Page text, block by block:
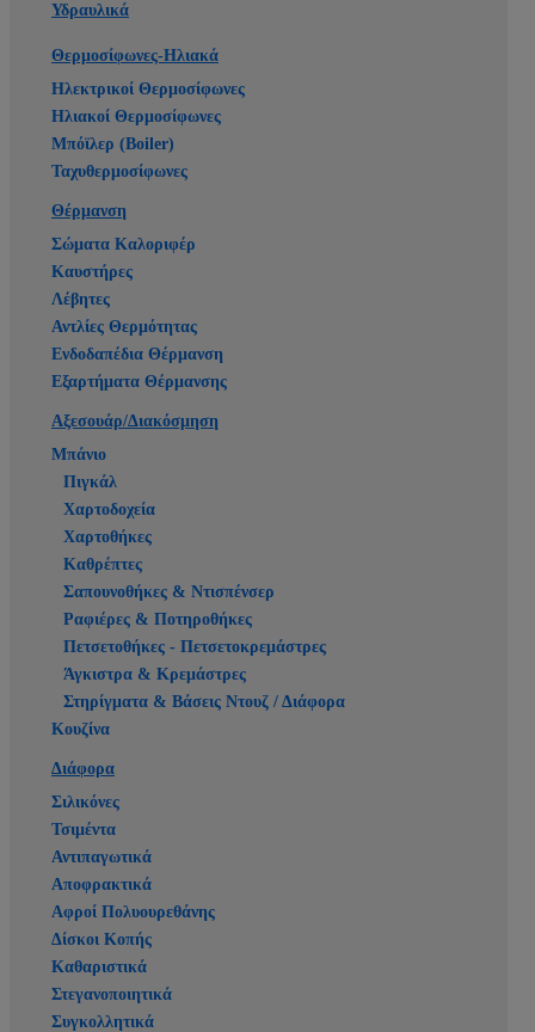
Υδραυλικά
Θερμοσίφωνες-Ηλιακά
Ηλεκτρικοί Θερμοσίφωνες
Ηλιακοί Θερμοσίφωνες
Μπόϊλερ (Boiler)
Ταχυθερμοσίφωνες
Θέρμανση
Σώματα Καλοριφέρ
Καυστήρες
Λέβητες
Αντλίες Θερμότητας
Ενδοδαπέδια Θέρμανση
Εξαρτήματα Θέρμανσης
Αξεσουάρ/Διακόσμηση
Μπάνιο
Πιγκάλ
Χαρτοδοχεία
Χαρτοθήκες
Καθρέπτες
Σαπουνοθήκες & Ντισπένσερ
Ραφιέρες & Ποτηροθήκες
Πετσετοθήκες - Πετσετοκρεμάστρες
Άγκιστρα & Κρεμάστρες
Στηρίγματα & Βάσεις Ντουζ / Διάφορα
Κουζίνα
Διάφορα
Σιλικόνες
Τσιμέντα
Αντιπαγωτικά
Αποφρακτικά
Αφροί Πολυουρεθάνης
Δίσκοι Κοπής
Καθαριστικά
Στεγανοποιητικά
Συγκολλητικά